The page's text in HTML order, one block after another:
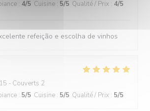
: 4/5 Cuisine : 5/5 Qualité / Prix : 4/5
refeição e escolha de vinhos
- Couverts 2
: 5/5 Cuisine : 5/5 Qualité / Prix : 5/5